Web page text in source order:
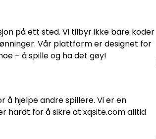
på ett sted. Vi tilbyr ikke bare koder
Vår plattform er designet for
– å spille og ha det gøy!
hjelpe andre spillere. Vi er en
hardt for å sikre at xqsite.com alltid